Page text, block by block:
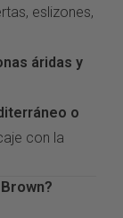
eslizones,
áridas y
o
con la